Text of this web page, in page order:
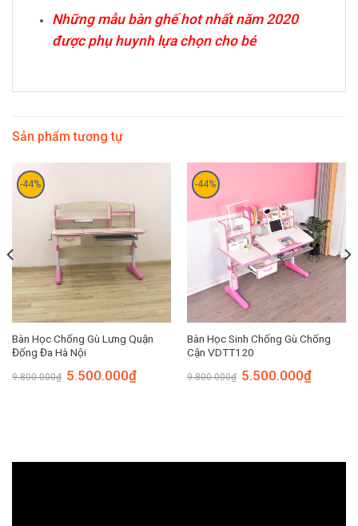
Những mẫu bàn ghế hot nhất năm 2020
được phụ huynh lựa chọn cho bé
Sản phẩm tương tự
-44%
Bàn Học Chống Gù Lưng Quận
Đống Đa Hà Nội
9.800.000₫ 5.500.000₫
-44%
Bàn Học Sinh Chống Gù Chống
Cận VDTT120
9.800.000₫ 5.500.000₫